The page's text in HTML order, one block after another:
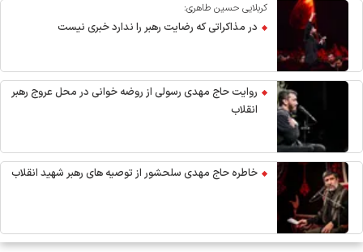
کربلایی حسین طاهری:
در مذاکراتی که رضایت رهبر را ندارد خبری نیست
روایت حاج مهدی رسولی از روضه خوانی در محل عروج رهبر
انقلاب
خاطره حاج مهدی سلحشور از توصیه های رهبر شهید انقلاب